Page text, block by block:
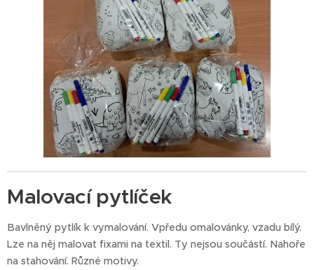
Malovací pytlíček
Bavlněný pytlík k vymalování. Vpředu omalovánky, vzadu bílý.
Lze na něj malovat fixami na textil. Ty nejsou součástí. Nahoře
na stahování. Různé motivy.